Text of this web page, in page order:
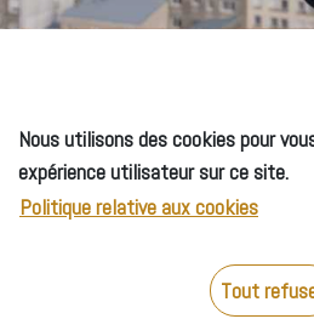
en pause. Pourtant, la période
quelques points essentiels — y
connu mais dangereux : le tirage
Nous utilisons des cookies pour
expérience utilisateur sur ce site.
Politique relative aux cookies
Tout